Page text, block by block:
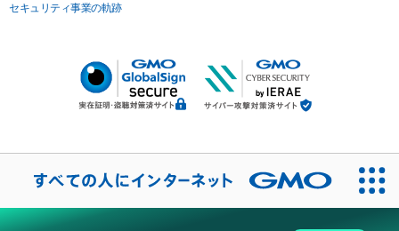
セキュリティ事業の軌跡